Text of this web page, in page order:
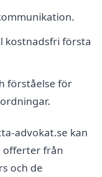
kostnadsfri första
förståelse för
advokat.se kan
offerter från
och de